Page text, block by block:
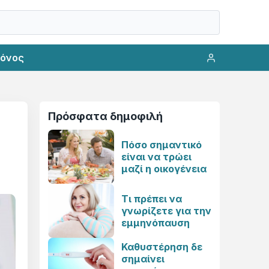
Πρόσφατα δημοφιλή
Πόσο σημαντικό
είναι να τρώει
μαζί η οικογένεια
Τι πρέπει να
γνωρίζετε για την
εμμηνόπαυση
Καθυστέρηση δε
σημαίνει